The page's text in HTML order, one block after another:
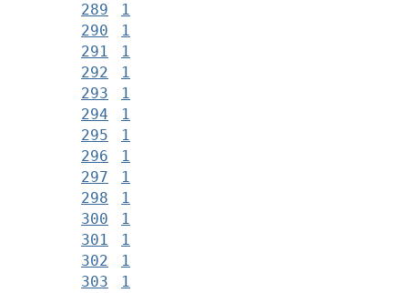
289
1
290
1
291
1
292
1
293
1
294
1
295
1
296
1
297
1
298
1
300
1
301
1
302
1
303
1